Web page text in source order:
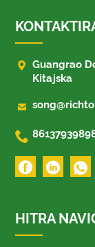
 Guangrao
Kitajska


HITRA